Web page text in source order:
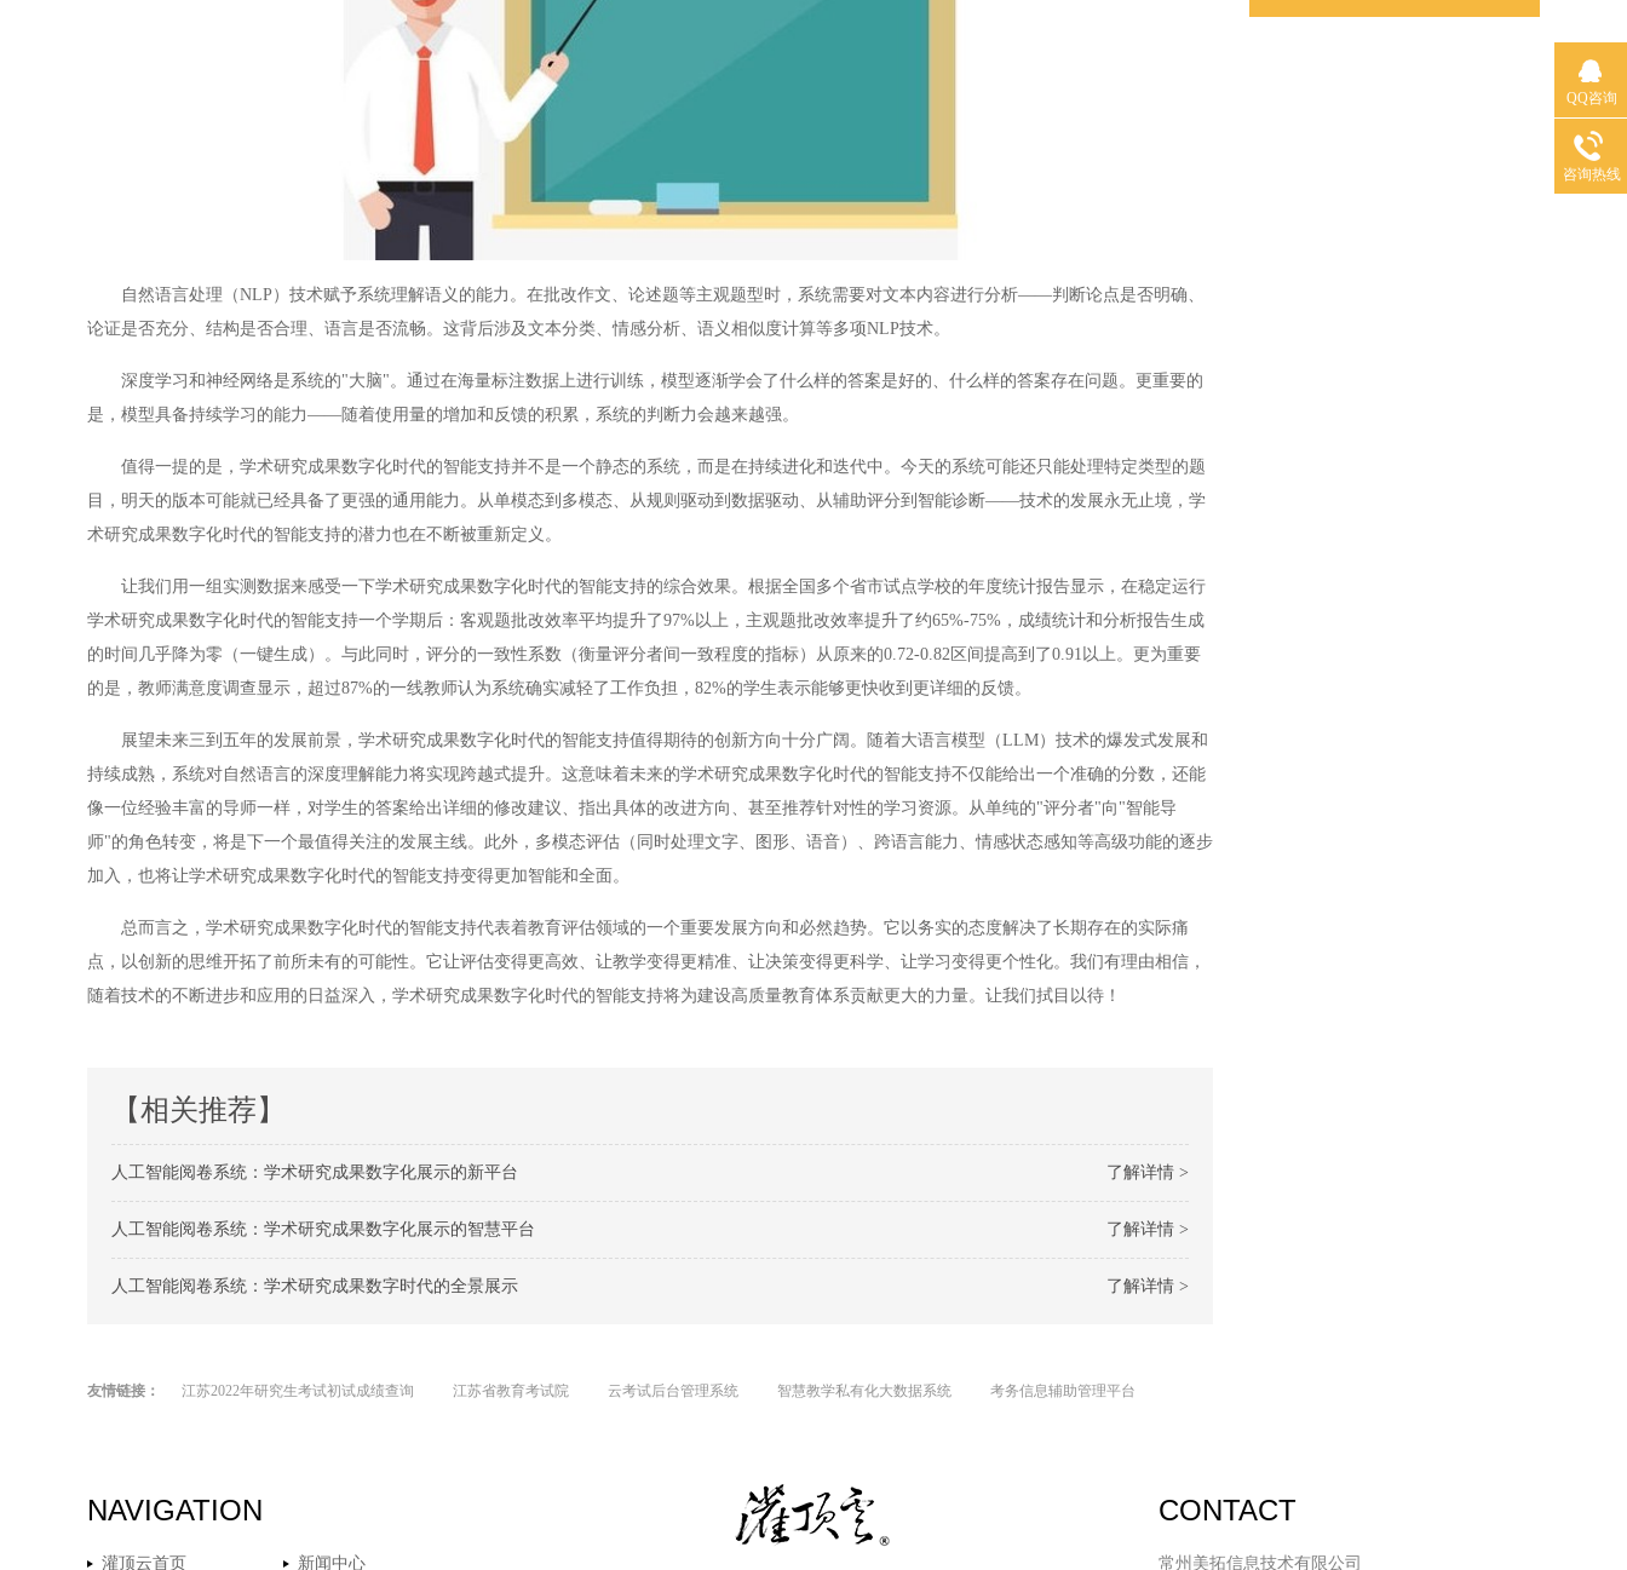
自然语言处理（NLP）技术赋予系统理解语义的能力。在批改作文、论述题等主观题型时，系统需要对文本内容进行分析——判断论点是否明确、
论证是否充分、结构是否合理、语言是否流畅。这背后涉及文本分类、情感分析、语义相似度计算等多项NLP技术。
深度学习和神经网络是系统的"大脑"。通过在海量标注数据上进行训练，模型逐渐学会了什么样的答案是好的、什么样的答案存在问题。更重要的
是，模型具备持续学习的能力——随着使用量的增加和反馈的积累，系统的判断力会越来越强。
值得一提的是，学术研究成果数字化时代的智能支持并不是一个静态的系统，而是在持续进化和迭代中。今天的系统可能还只能处理特定类型的题
目，明天的版本可能就已经具备了更强的通用能力。从单模态到多模态、从规则驱动到数据驱动、从辅助评分到智能诊断——技术的发展永无止境，学
术研究成果数字化时代的智能支持的潜力也在不断被重新定义。
让我们用一组实测数据来感受一下学术研究成果数字化时代的智能支持的综合效果。根据全国多个省市试点学校的年度统计报告显示，在稳定运行
学术研究成果数字化时代的智能支持一个学期后：客观题批改效率平均提升了97%以上，主观题批改效率提升了约65%-75%，成绩统计和分析报告生成
的时间几乎降为零（一键生成）。与此同时，评分的一致性系数（衡量评分者间一致程度的指标）从原来的0.72-0.82区间提高到了0.91以上。更为重要
的是，教师满意度调查显示，超过87%的一线教师认为系统确实减轻了工作负担，82%的学生表示能够更快收到更详细的反馈。
展望未来三到五年的发展前景，学术研究成果数字化时代的智能支持值得期待的创新方向十分广阔。随着大语言模型（LLM）技术的爆发式发展和
持续成熟，系统对自然语言的深度理解能力将实现跨越式提升。这意味着未来的学术研究成果数字化时代的智能支持不仅能给出一个准确的分数，还能
像一位经验丰富的导师一样，对学生的答案给出详细的修改建议、指出具体的改进方向、甚至推荐针对性的学习资源。从单纯的"评分者"向"智能导
师"的角色转变，将是下一个最值得关注的发展主线。此外，多模态评估（同时处理文字、图形、语音）、跨语言能力、情感状态感知等高级功能的逐步
加入，也将让学术研究成果数字化时代的智能支持变得更加智能和全面。
总而言之，学术研究成果数字化时代的智能支持代表着教育评估领域的一个重要发展方向和必然趋势。它以务实的态度解决了长期存在的实际痛
点，以创新的思维开拓了前所未有的可能性。它让评估变得更高效、让教学变得更精准、让决策变得更科学、让学习变得更个性化。我们有理由相信，
随着技术的不断进步和应用的日益深入，学术研究成果数字化时代的智能支持将为建设高质量教育体系贡献更大的力量。让我们拭目以待！
【相关推荐】
了解详情 >
人工智能阅卷系统：学术研究成果数字化展示的新平台
了解详情 >
人工智能阅卷系统：学术研究成果数字化展示的智慧平台
了解详情 >
人工智能阅卷系统：学术研究成果数字时代的全景展示
友情链接： 江苏2022年研究生考试初试成绩查询 江苏省教育考试院 云考试后台管理系统 智慧教学私有化大数据系统 考务信息辅助管理平台
NAVIGATION
灌顶云首页 新闻中心
CONTACT
常州美拓信息技术有限公司
QQ咨询
咨询热线